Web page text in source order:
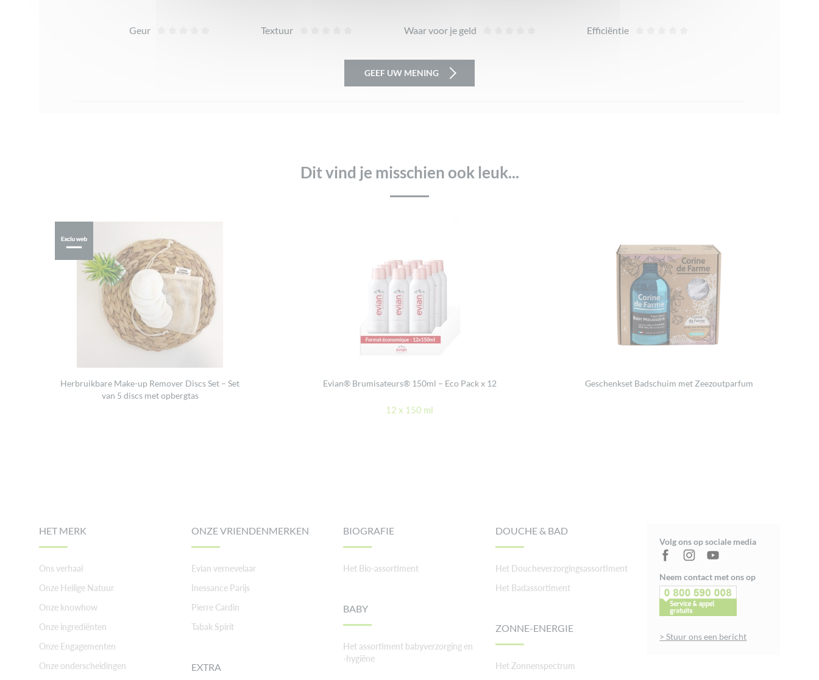
Geur Textuur Waar voor je geld Efficiëntie
GEEF UW MENING
Dit vind je misschien ook leuk...
Herbruikbare Make-up Remover Discs Set – Set
van 5 discs met opbergtas
Evian® Brumisateurs® 150ml – Eco Pack x 12
12 x 150 ml
Geschenkset Badschuim met Zeezoutparfum
HET MERK
Ons verhaal
Onze Heilige Natuur
Onze knowhow
Onze ingrediënten
Onze Engagementen
Onze onderscheidingen
ONZE VRIENDENMERKEN
Evian vernevelaar
Inessance Parijs
Pierre Cardin
Tabak Spirit
EXTRA
BIOGRAFIE
Het Bio-assortiment
BABY
Het assortiment babyverzorging en
-hygiëne
DOUCHE & BAD
Het Doucheverzorgingsassortiment
Het Badassortiment
ZONNE-ENERGIE
Het Zonnenspectrum
Volg ons op sociale media
Neem contact met ons op
> Stuur ons een bericht